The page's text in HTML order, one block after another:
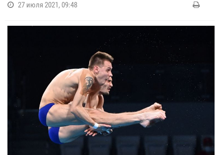
27 июля 2021, 09:48